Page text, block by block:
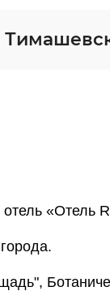
«Отель